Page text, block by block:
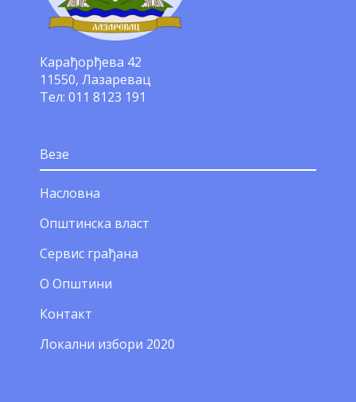
Карађорђева 42
11550, Лазаревац
Тел: 011 8123 191
Везе
Насловна
Општинска власт
Сервис грађана
О Општини
Контакт
Локални избори 2020